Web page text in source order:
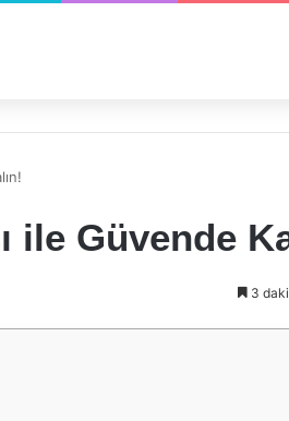
ile Güvende
3